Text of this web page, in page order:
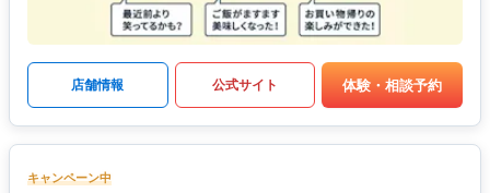
店舗情報 公式サイト 体験・相談予約
キャンペーン中